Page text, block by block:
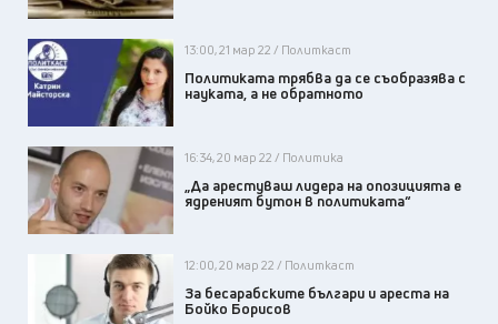
13:00, 21 мар 22 / Политкаст
Политиката трябва да се съобразява с
науката, а не обратното
16:34, 20 мар 22 / Политика
„Да арестуваш лидера на опозицията е
ядреният бутон в политиката“
12:00, 20 мар 22 / Политкаст
За бесарабските българи и ареста на
Бойко Борисов